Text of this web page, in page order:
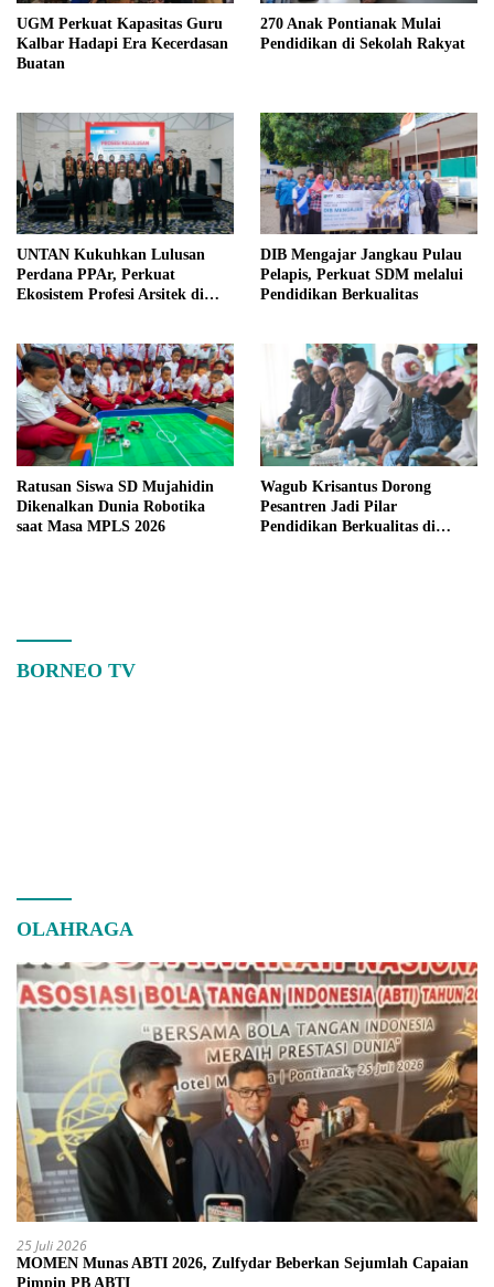
UGM Perkuat Kapasitas Guru
Kalbar Hadapi Era Kecerdasan
Buatan
270 Anak Pontianak Mulai
Pendidikan di Sekolah Rakyat
UNTAN Kukuhkan Lulusan
Perdana PPAr, Perkuat
Ekosistem Profesi Arsitek di
DIB Mengajar Jangkau Pulau
Pelapis, Perkuat SDM melalui
Pendidikan Berkualitas
Ratusan Siswa SD Mujahidin
Dikenalkan Dunia Robotika
saat Masa MPLS 2026
Wagub Krisantus Dorong
Pesantren Jadi Pilar
Pendidikan Berkualitas di
BORNEO TV
OLAHRAGA
25 Juli 2026
MOMEN Munas ABTI 2026, Zulfydar Beberkan Sejumlah Capaian
Pimpin PB ABTI